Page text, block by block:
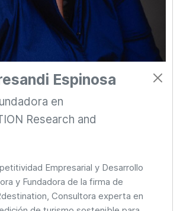
Espinosa
en
Research and
Empresarial y Desarrollo
y Fundadora de la firma de
Consultora experta en